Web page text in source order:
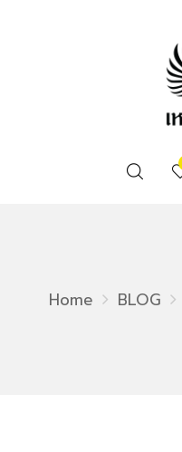
Home BLOG